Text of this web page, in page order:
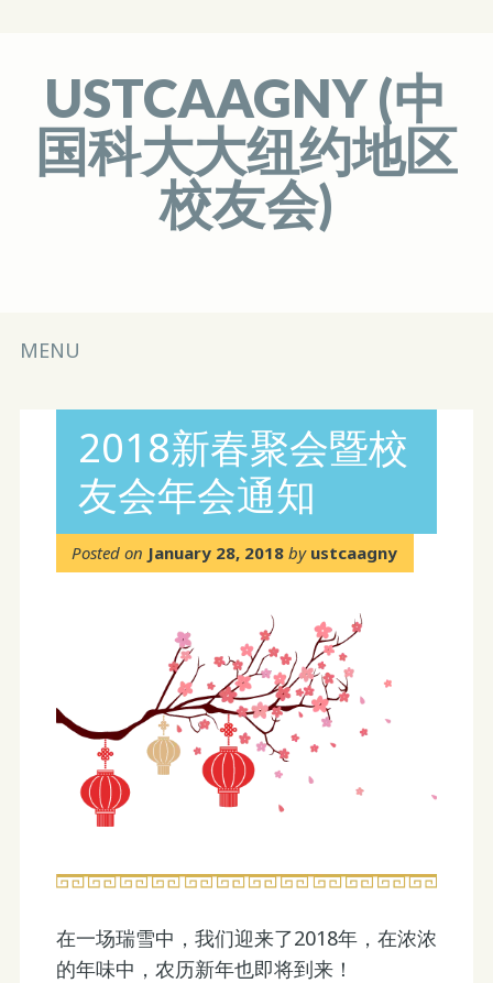
USTCAAGNY (中
国科大大纽约地区
校友会)
Main menu
Skip
MENU
2018新春聚会暨校
友会年会通知
Posted on January 28, 2018 by ustcaagny
在一场瑞雪中，我们迎来了2018年，在浓浓
的年味中，农历新年也即将到来！